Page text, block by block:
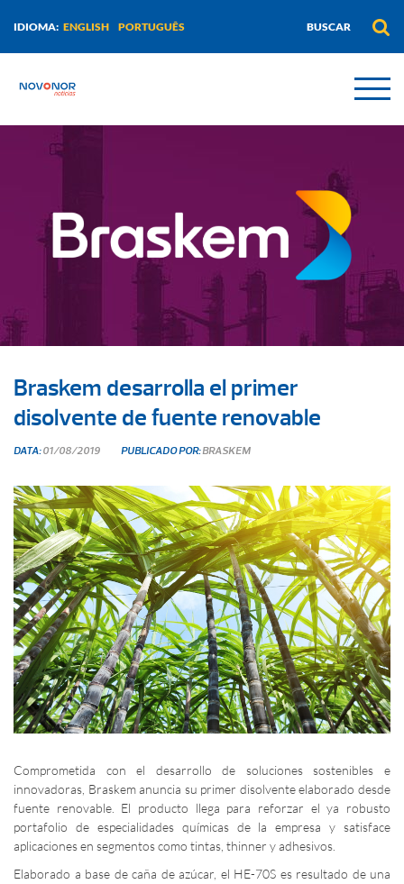
IDIOMA: ENGLISH PORTUGUÊS
Braskem desarrolla el primer
disolvente de fuente renovable
DATA:01/08/2019 PUBLICADO POR:BRASKEM
Comprometida con el desarrollo de soluciones sostenibles e
innovadoras, Braskem anuncia su primer disolvente elaborado desde
fuente renovable. El producto llega para reforzar el ya robusto
portafolio de especialidades químicas de la empresa y satisface
aplicaciones en segmentos como tintas, thinner y adhesivos.
Elaborado a base de caña de azúcar, el HE-70S es resultado de una